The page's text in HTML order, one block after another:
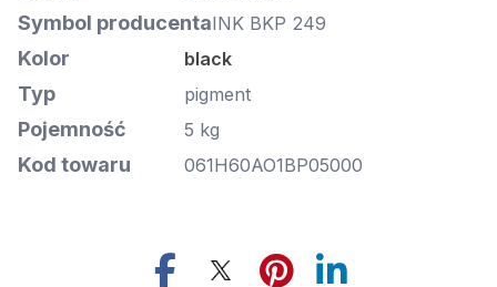
Symbol producentaINK BKP 249
Kolor black
Typ pigment
Pojemność 5 kg
Kod towaru 061H60AO1BP05000